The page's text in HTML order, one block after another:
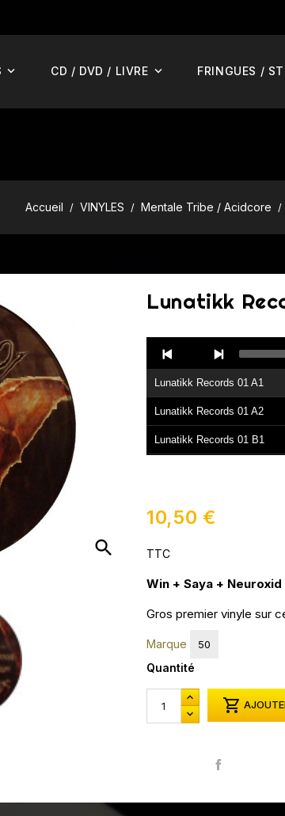
CD / DVD / LIVRE FRINGUES /
Accueil VINYLES Mentale Tribe / Acidcore
search
Lunatikk
Player
Lunatikk Records 01 A1
Lunatikk Records 01 A2
Lunatikk Records 01 B1
10,50 €
TTC
Win + Saya + Neuroxid
Gros premier vinyle sur
Marque 50
Quantité
